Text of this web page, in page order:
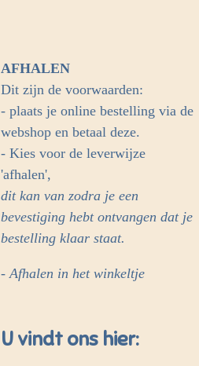
AFHALEN
Dit zijn de voorwaarden:
- plaats je online bestelling via de
webshop en betaal deze.
- Kies voor de leverwijze
'afhalen',
dit kan van zodra je een
bevestiging hebt ontvangen dat je
bestelling klaar staat.
- Afhalen in het winkeltje
U vindt ons hier: